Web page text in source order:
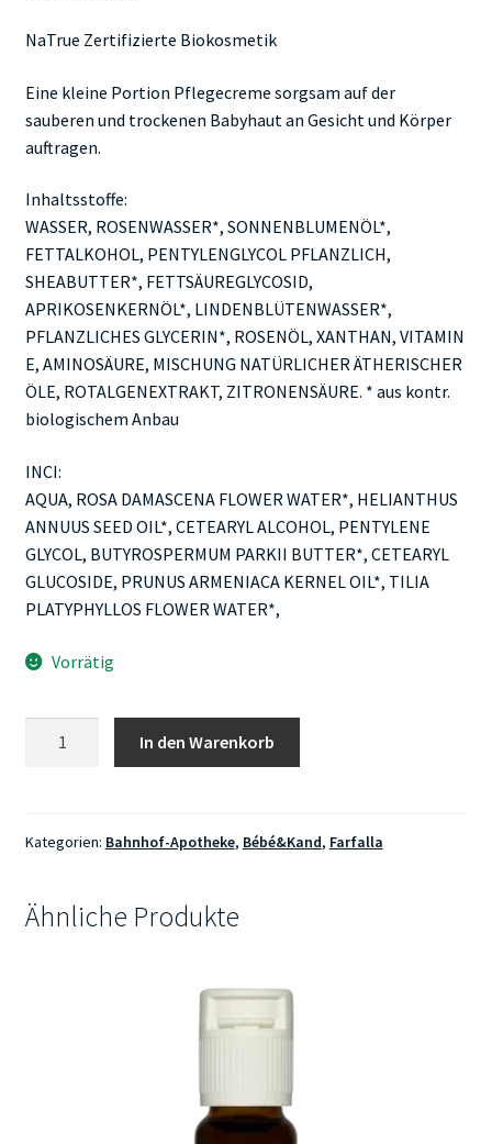
NaTrue Zertifizierte Biokosmetik
Eine kleine Portion Pflegecreme sorgsam auf der
sauberen und trockenen Babyhaut an Gesicht und Körper
auftragen.
Inhaltsstoffe:
WASSER, ROSENWASSER*, SONNENBLUMENÖL*,
FETTALKOHOL, PENTYLENGLYCOL PFLANZLICH,
SHEABUTTER*, FETTSÄUREGLYCOSID,
APRIKOSENKERNÖL*, LINDENBLÜTENWASSER*,
PFLANZLICHES GLYCERIN*, ROSENÖL, XANTHAN, VITAMIN
E, AMINOSÄURE, MISCHUNG NATÜRLICHER ÄTHERISCHER
ÖLE, ROTALGENEXTRAKT, ZITRONENSÄURE. * aus kontr.
biologischem Anbau
INCI:
AQUA, ROSA DAMASCENA FLOWER WATER*, HELIANTHUS
ANNUUS SEED OIL*, CETEARYL ALCOHOL, PENTYLENE
GLYCOL, BUTYROSPERMUM PARKII BUTTER*, CETEARYL
GLUCOSIDE, PRUNUS ARMENIACA KERNEL OIL*, TILIA
PLATYPHYLLOS FLOWER WATER*,
Vorrätig
100ml
In den Warenkorb
Kategorien: Bahnhof-Apotheke, Bébé&Kand, Farfalla
Ähnliche Produkte